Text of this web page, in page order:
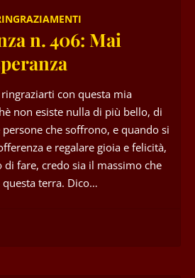
n. 406: Mai
con questa mia
non esiste nulla di più bello, di
che soffrono, e quando si
e regalare gioia e felicità,
di fare, credo sia il massimo che
terra. Dico…